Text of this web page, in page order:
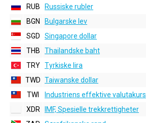
RUB
Russiske rubler
BGN
Bulgarske lev
SGD
Singapore dollar
THB
Thailandske baht
TRY Tyrkiske lira
TWD Taiwanske dollar
TWI
Industriens effektive valutakurs
XDR
IMF, Spesielle trekkrettigheter